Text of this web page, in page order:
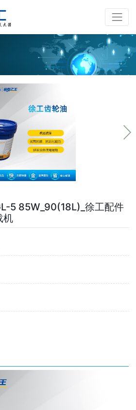
5 85W_90(18L)_徐工配件
机